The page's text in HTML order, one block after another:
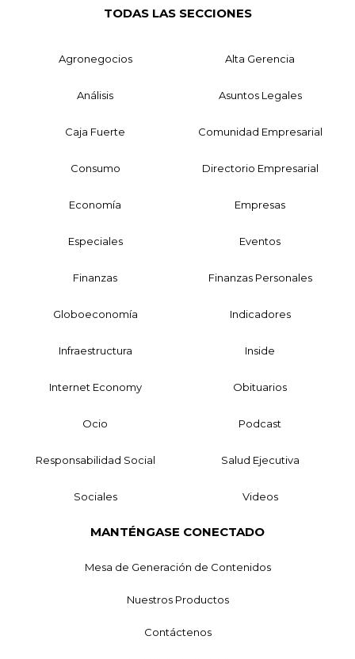
TODAS LAS SECCIONES
Agronegocios Alta Gerencia
Análisis Asuntos Legales
Caja Fuerte Comunidad Empresarial
Consumo Directorio Empresarial
Economía Empresas
Especiales Eventos
Finanzas Finanzas Personales
Globoeconomía Indicadores
Infraestructura Inside
Internet Economy Obituarios
Ocio Podcast
Responsabilidad Social Salud Ejecutiva
Sociales Videos
MANTÉNGASE CONECTADO
Mesa de Generación de Contenidos
Nuestros Productos
Contáctenos